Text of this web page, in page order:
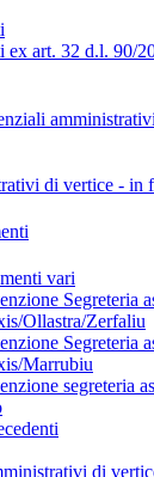
ex art. 32 d.l. 90/
di vertice - in
vari
Segreteria
Ollastra/Zerfaliu
Segreteria
Marrubiu
segreteria
di